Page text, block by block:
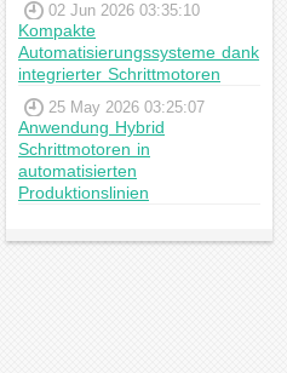
02 Jun 2026 03:35:10
Kompakte
Automatisierungssysteme dank
integrierter Schrittmotoren
25 May 2026 03:25:07
Anwendung Hybrid
Schrittmotoren in
automatisierten
Produktionslinien